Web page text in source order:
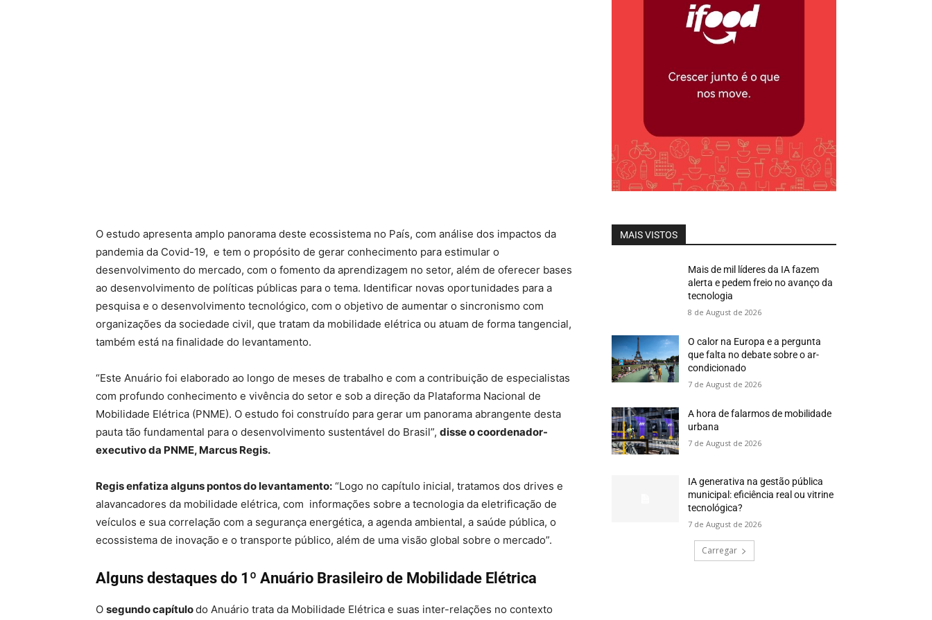
O estudo apresenta amplo panorama deste ecossistema no País, com análise dos impactos da
pandemia da Covid-19, e tem o propósito de gerar conhecimento para estimular o
desenvolvimento do mercado, com o fomento da aprendizagem no setor, além de oferecer bases
ao desenvolvimento de políticas públicas para o tema. Identificar novas oportunidades para a
pesquisa e o desenvolvimento tecnológico, com o objetivo de aumentar o sincronismo com
organizações da sociedade civil, que tratam da mobilidade elétrica ou atuam de forma tangencial,
também está na finalidade do levantamento.
“Este Anuário foi elaborado ao longo de meses de trabalho e com a contribuição de especialistas
com profundo conhecimento e vivência do setor e sob a direção da Plataforma Nacional de
Mobilidade Elétrica (PNME). O estudo foi construído para gerar um panorama abrangente desta
pauta tão fundamental para o desenvolvimento sustentável do Brasil”, disse o coordenador-
executivo da PNME, Marcus Regis.
Regis enfatiza alguns pontos do levantamento: “Logo no capítulo inicial, tratamos dos drives e
alavancadores da mobilidade elétrica, com informações sobre a tecnologia da eletrificação de
veículos e sua correlação com a segurança energética, a agenda ambiental, a saúde pública, o
ecossistema de inovação e o transporte público, além de uma visão global sobre o mercado”.
Alguns destaques do 1º Anuário Brasileiro de Mobilidade Elétrica
O segundo capítulodo Anuário trata da Mobilidade Elétrica e suas inter-relações no contexto
MAIS VISTOS
Mais de mil líderes da IA fazem
alerta e pedem freio no avanço da
tecnologia
8 de August de 2026
O calor na Europa e a pergunta
que falta no debate sobre o ar-
condicionado
7 de August de 2026
A hora de falarmos de mobilidade
urbana
7 de August de 2026
IA generativa na gestão pública
municipal: eficiência real ou vitrine
tecnológica?
7 de August de 2026
Carregar